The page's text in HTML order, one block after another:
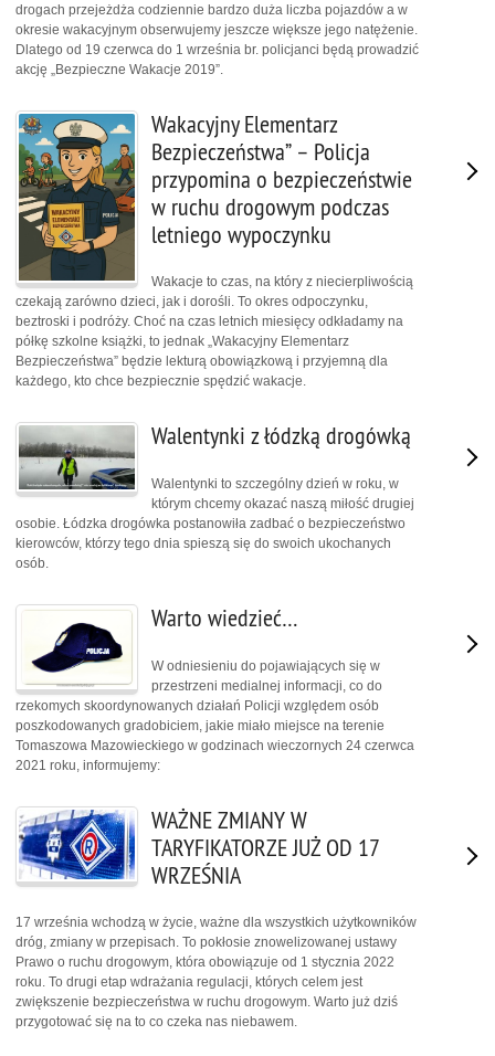
drogach przejeżdża codziennie bardzo duża liczba pojazdów a w
okresie wakacyjnym obserwujemy jeszcze większe jego natężenie.
Dlatego od 19 czerwca do 1 września br. policjanci będą prowadzić
akcję „Bezpieczne Wakacje 2019”.
Wakacyjny Elementarz
Bezpieczeństwa” – Policja
przypomina o bezpieczeństwie
w ruchu drogowym podczas
letniego wypoczynku
Wakacje to czas, na który z niecierpliwością
czekają zarówno dzieci, jak i dorośli. To okres odpoczynku,
beztroski i podróży. Choć na czas letnich miesięcy odkładamy na
półkę szkolne książki, to jednak „Wakacyjny Elementarz
Bezpieczeństwa” będzie lekturą obowiązkową i przyjemną dla
każdego, kto chce bezpiecznie spędzić wakacje.
Walentynki z łódzką drogówką
Walentynki to szczególny dzień w roku, w
którym chcemy okazać naszą miłość drugiej
osobie. Łódzka drogówka postanowiła zadbać o bezpieczeństwo
kierowców, którzy tego dnia spieszą się do swoich ukochanych
osób.
Warto wiedzieć…
W odniesieniu do pojawiających się w
przestrzeni medialnej informacji, co do
rzekomych skoordynowanych działań Policji względem osób
poszkodowanych gradobiciem, jakie miało miejsce na terenie
Tomaszowa Mazowieckiego w godzinach wieczornych 24 czerwca
2021 roku, informujemy:
WAŻNE ZMIANY W
TARYFIKATORZE JUŻ OD 17
WRZEŚNIA
17 września wchodzą w życie, ważne dla wszystkich użytkowników
dróg, zmiany w przepisach. To pokłosie znowelizowanej ustawy
Prawo o ruchu drogowym, która obowiązuje od 1 stycznia 2022
roku. To drugi etap wdrażania regulacji, których celem jest
zwiększenie bezpieczeństwa w ruchu drogowym. Warto już dziś
przygotować się na to co czeka nas niebawem.